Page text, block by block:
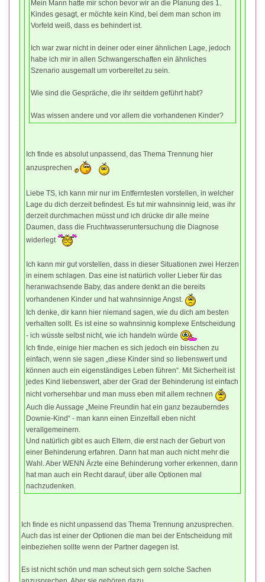
Mein Mann hatte mir schon bevor wir an die Planung des 1.
Kindes gesagt, er möchte kein Kind, bei dem man schon im
Vorfeld weiß, dass es behindert ist.
Ich war zwar nicht in deiner oder einer ähnlichen Lage, jedoch
habe ich mir in allen Schwangerschaften ein ähnliches
Szenario ausgemalt um vorbereitet zu sein.
Wie sind die Gespräche, die ihr seitdem geführt habt?
Was wissen andere und vor allem die vorhandenen Kinder?
Ich finde es absolut unpassend, das Thema Trennung hier
anzusprechen
Liebe TS, ich kann mir nur im Entferntesten vorstellen, in welcher
Lage du dich derzeit befindest. Es tut mir wahnsinnig leid, was ihr
derzeit durchmachen müsst und ich drücke dir alle meine
Daumen, dass die Fruchtwasseruntersuchung die Diagnose
widerlegt
Ich kann mir gut vorstellen, dass in dieser Situationen zwei Herzen
in einem schlagen. Das eine ist natürlich voller Lieber für das
heranwachsende Baby, das andere denkt an die bereits
vorhandenen Kinder und hat wahnsinnige Angst.
Ich denke, dir kann hier niemand sagen, wie du dich am besten
verhalten sollt. Es ist eine so wahnsinnig komplexe Entscheidung
- ich wüsste selbst nicht, wie ich handeln würde
Ich finde, einige hier machen es sich jedoch ein bisschen zu
einfach, wenn sie sagen „diese Kinder sind so liebenswert und
können auch ein eigenständiges Leben führen“. Mit Sicherheit ist
jedes Kind liebenswert, aber der Grad der Behinderung ist einfach
nicht vorhersehbar und man muss eben mit allem rechnen
Auch die Aussage „Meine Freundin hat ein ganz bezauberndes
Downie-Kind“ - man kann einen Einzelfall eben nicht
verallgemeinern.
Und natürlich gibt es auch Eltern, die erst nach der Geburt von
einer Behinderung erfahren. Dann hat man auch nicht mehr die
Wahl. Aber WENN Ärzte eine Behinderung vorher erkennen, dann
hat man auch ein Recht darauf, über alle Optionen mal
nachzudenken.
Ich finde es nicht unpassend das Thema Trennung anzusprechen.
Auch das ist einer der Optionen die man bei der Entscheidung mit
einbeziehen sollte wenn der Partner dagegen ist.
Es ist nicht schön und man scheut sich gern solche Sachen